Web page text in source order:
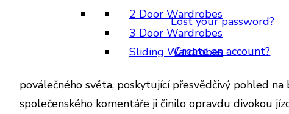
2 Door Wardrobes
3 Door Wardrobes
Sliding Wardrobes
Lost your password?
Create an account?
poválečného světa, poskytující přesvědčivý pohled
společenského komentáře ji činilo opravdu divokou